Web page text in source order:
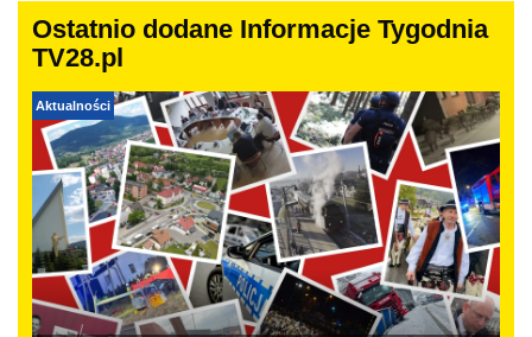
Ostatnio dodane Informacje Tygodnia
TV28.pl
Aktualności